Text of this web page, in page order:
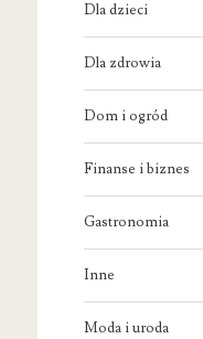
Dla dzieci
Dla zdrowia
Dom i ogród
Finanse i biznes
Gastronomia
Inne
Moda i uroda